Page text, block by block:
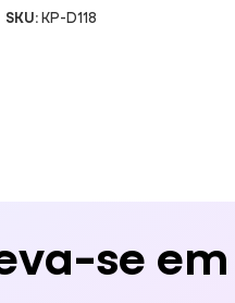
SKU:KP-D118
se em